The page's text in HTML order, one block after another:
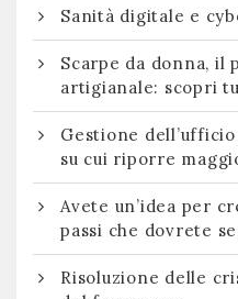
Sanità digitale e
Scarpe da donna, il
artigianale: scopri
Gestione
su cui riporre
Avete un’idea per
passi che dovrete
Risoluzione delle